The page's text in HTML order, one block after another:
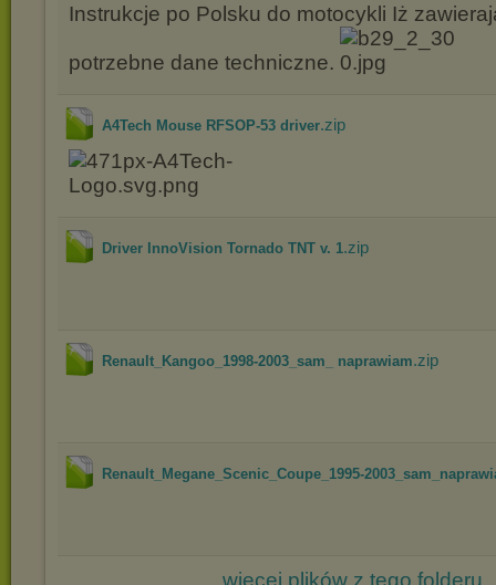
Instrukcje po Polsku do motocykli Iż
potrzebne dane techniczne.
A4Tech Mouse RFSOP-53 driver.zip
Driver InnoVision Tornado TNT v. 1.zip
Renault_Kangoo_1998-2003_sam_ naprawiam.zip
Renault_Megane_Scenic_Coupe_1995-
więcej plików z tego